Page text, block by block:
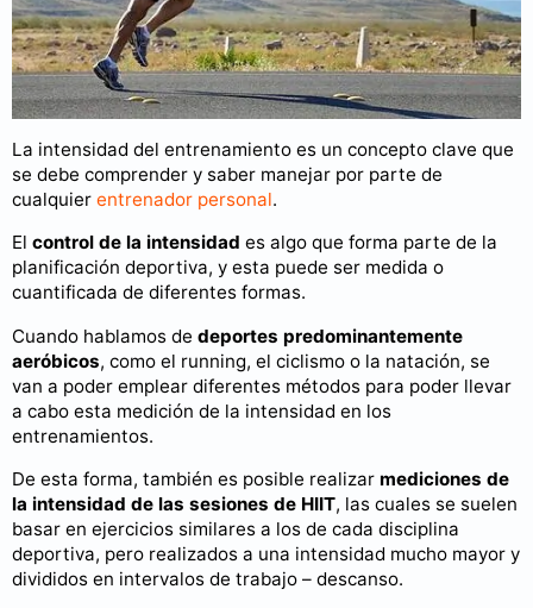
La intensidad del entrenamiento es un concepto clave que
se debe comprender y saber manejar por parte de
cualquier entrenador personal.
El control de la intensidad es algo que forma parte de la
planificación deportiva, y esta puede ser medida o
cuantificada de diferentes formas.
Cuando hablamos de deportes predominantemente
aeróbicos, como el running, el ciclismo o la natación, se
van a poder emplear diferentes métodos para poder llevar
a cabo esta medición de la intensidad en los
entrenamientos.
De esta forma, también es posible realizar mediciones de
la intensidad de las sesiones de HIIT, las cuales se suelen
basar en ejercicios similares a los de cada disciplina
deportiva, pero realizados a una intensidad mucho mayor y
divididos en intervalos de trabajo – descanso.